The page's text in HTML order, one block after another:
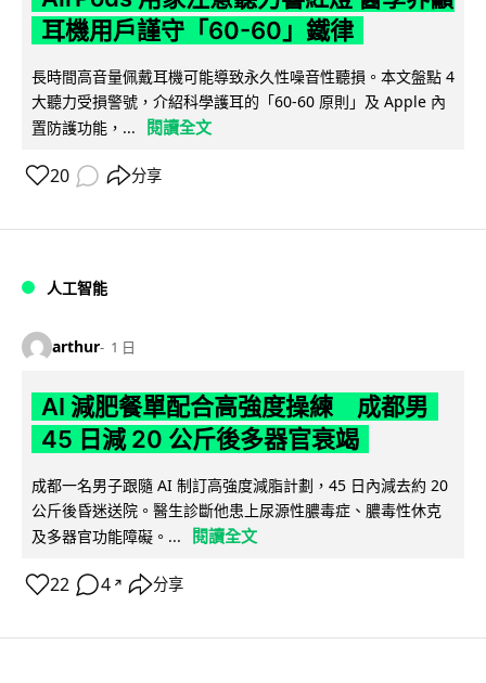
耳機用戶謹守「60-60」鐵律
長時間高音量佩戴耳機可能導致永久性噪音性聽損。本文盤點 4
大聽力受損警號，介紹科學護耳的「60-60 原則」及 Apple 內
置防護功能，...
閱讀全文
20 分享
人工智能
arthur 1 日
AI 減肥餐單配合高強度操練 成都男
45 日減 20 公斤後多器官衰竭
成都一名男子跟隨 AI 制訂高強度減脂計劃，45 日內減去約 20
公斤後昏迷送院。醫生診斷他患上尿源性膿毒症、膿毒性休克
及多器官功能障礙。...
閱讀全文
22 4 ↗ 分享